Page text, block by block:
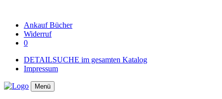
AnkaufBücher
Widerruf
0
DETAILSUCHE im gesamten Katalog
Impressum
Menü